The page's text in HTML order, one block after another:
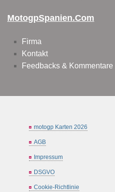
MotogpSpanien.com
Firma
Kontakt
Feedbacks & Kommentare
motogp Karten 2026
AGB
Impressum
DSGVO
Cookie-Richtlinie